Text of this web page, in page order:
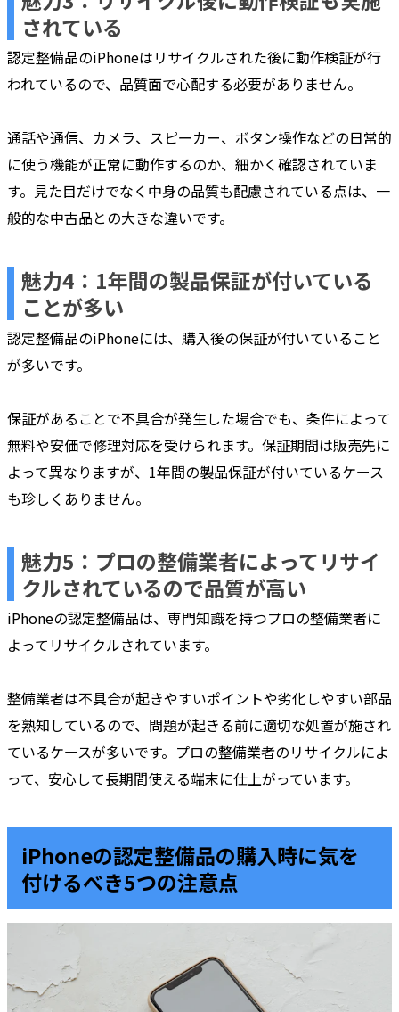
されている
認定整備品のiPhoneはリサイクルされた後に動作検証が行
われているので、品質面で心配する必要がありません。
通話や通信、カメラ、スピーカー、ボタン操作などの日常的
に使う機能が正常に動作するのか、細かく確認されていま
す。見た目だけでなく中身の品質も配慮されている点は、一
般的な中古品との大きな違いです。
魅力4：1年間の製品保証が付いている
ことが多い
認定整備品のiPhoneには、購入後の保証が付いていること
が多いです。
保証があることで不具合が発生した場合でも、条件によって
無料や安価で修理対応を受けられます。保証期間は販売先に
よって異なりますが、1年間の製品保証が付いているケース
も珍しくありません。
魅力5：プロの整備業者によってリサイ
クルされているので品質が高い
iPhoneの認定整備品は、専門知識を持つプロの整備業者に
よってリサイクルされています。
整備業者は不具合が起きやすいポイントや劣化しやすい部品
を熟知しているので、問題が起きる前に適切な処置が施され
ているケースが多いです。プロの整備業者のリサイクルによ
って、安心して長期間使える端末に仕上がっています。
iPhoneの認定整備品の購入時に気を
付けるべき5つの注意点